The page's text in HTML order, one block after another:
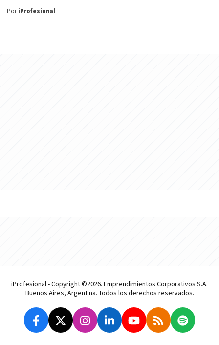
PoriProfesional
iProfesional - Copyright ©2026. Emprendimientos Corporativos S.A.
Buenos Aires, Argentina. Todos los derechos reservados.